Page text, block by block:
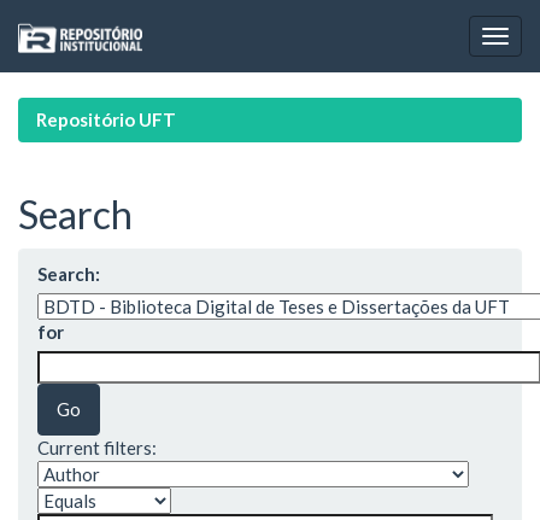
navigation
Repositório UFT
Search
Search:
for
Current filters: